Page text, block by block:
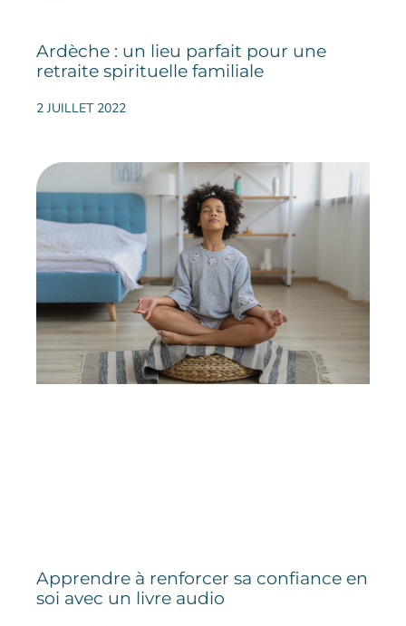
Ardèche : un lieu parfait pour une
retraite spirituelle familiale
2 JUILLET 2022
Apprendre à renforcer sa confiance en
soi avec un livre audio